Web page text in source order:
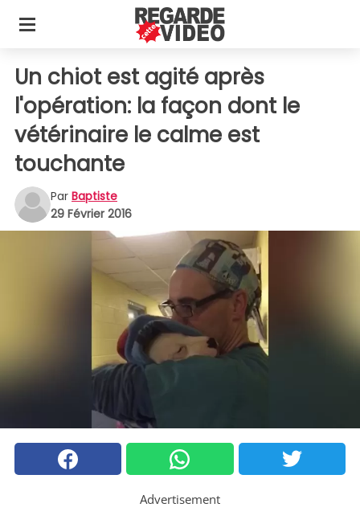
Un chiot est agité après
l'opération: la façon dont le
vétérinaire le calme est
touchante
Par Baptiste
29 Février 2016
Advertisement